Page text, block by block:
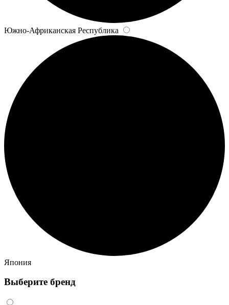
Южно-Африканская Республика
Япония
Выберите бренд